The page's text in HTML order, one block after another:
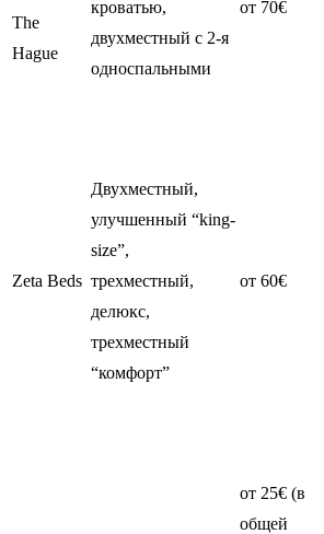
The
Hague
кроватью,
двухместный с 2-я
односпальными
от 70€
Zeta Beds
Двухместный,
улучшенный “king-
size”,
трехместный,
делюкс,
трехместный
“комфорт”
от 60€
от 25€ (в
общей